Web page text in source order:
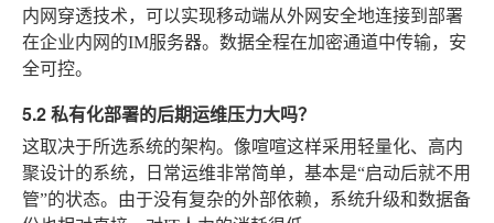
内网穿透技术，可以实现移动端从外网安全地连接到部署
在企业内网的IM服务器。数据全程在加密通道中传输，安
全可控。
5.2 私有化部署的后期运维压力大吗？
这取决于所选系统的架构。像喧喧这样采用轻量化、高内
聚设计的系统，日常运维非常简单，基本是“启动后就不用
管”的状态。由于没有复杂的外部依赖，系统升级和数据备